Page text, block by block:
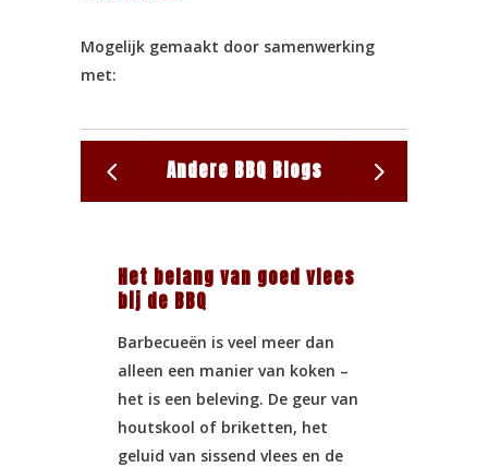
Mogelijk gemaakt door samenwerking
met:
Andere BBQ Blogs
Het belang van goed vlees
bij de BBQ
Barbecueën is veel meer dan
alleen een manier van koken –
het is een beleving. De geur van
houtskool of briketten, het
geluid van sissend vlees en de